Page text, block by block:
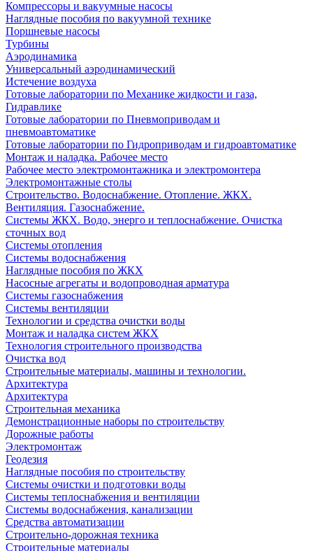
Компрессоры и вакуумные насосы
Наглядные пособия по вакуумной технике
Поршневые насосы
Турбины
Аэродинамика
Универсальный аэродинамический
Истечение воздуха
Готовые лаборатории по Механике жидкости и газа,
Гидравлике
Готовые лаборатории по Пневмоприводам и
пневмоавтоматике
Готовые лаборатории по Гидроприводам и гидроавтоматике
Монтаж и наладка. Рабочее место
Рабочее место электромонтажника и электромонтера
Электромонтажные столы
Строительство. Водоснабжение. Отопление. ЖКХ.
Вентиляция. Газоснабжение.
Системы ЖКХ. Водо, энерго и теплоснабжение. Очистка
сточных вод
Системы отопления
Системы водоснабжения
Наглядные пособия по ЖКХ
Насосные агрегаты и водопроводная арматура
Системы газоснабжения
Системы вентиляции
Технологии и средства очистки воды
Монтаж и наладка систем ЖКХ
Технология строительного производства
Очистка вод
Строительные материалы, машины и технологии.
Архитектура
Архитектура
Cтроительная механика
Демонстрационные наборы по строительству
Дорожные работы
Электромонтаж
Геодезия
Наглядные пособия по строительству
Системы очистки и подготовки воды
Системы теплоснабжения и вентиляции
Системы водоснабжения, канализации
Средства автоматизации
Строительно-дорожная техника
Строительные материалы